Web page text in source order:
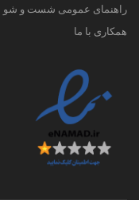
راهنمای عمومی شست و شو
همکاری با ما